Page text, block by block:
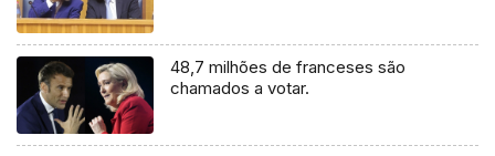
48,7 milhões de franceses são
chamados a votar.